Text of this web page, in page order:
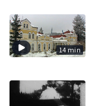
14 min